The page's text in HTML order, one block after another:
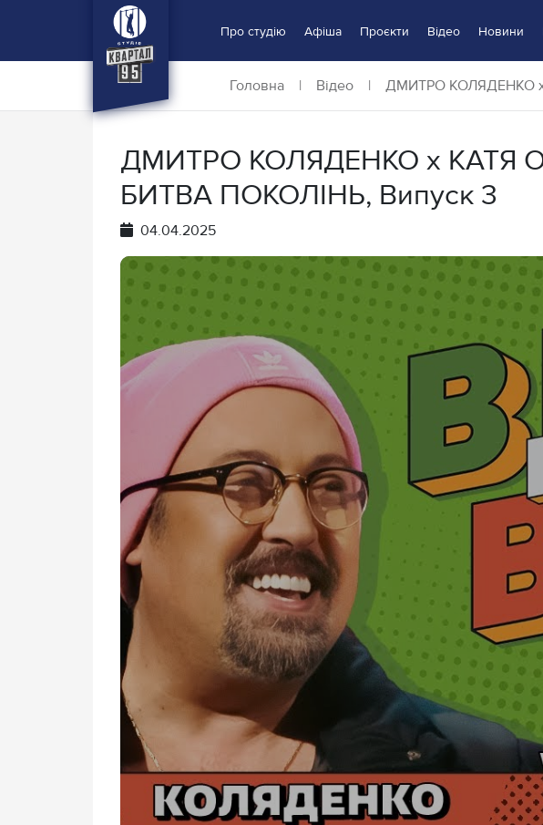
Про студію Афіша Проєкти Відео Новини
Головна | Відео | ДМИТРО КОЛЯДЕНКО х
ДМИТРО КОЛЯДЕНКО х КАТЯ
БИТВА ПОКОЛІНЬ, Випуск 3
04.04.2025